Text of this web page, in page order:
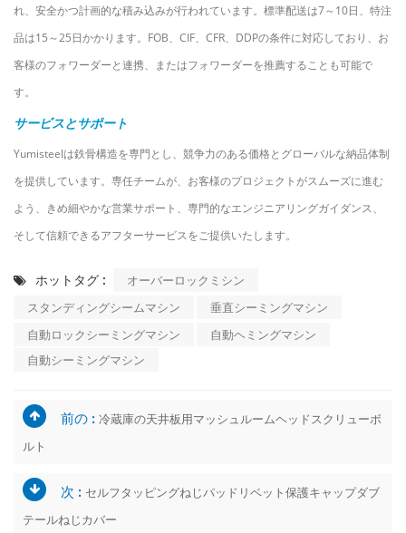
れ、安全かつ計画的な積み込みが行われています。標準配送は7～10日、特注
品は15～25日かかります。FOB、CIF、CFR、DDPの条件に対応しており、お
客様のフォワーダーと連携、またはフォワーダーを推薦することも可能で
す。
サービスとサポート
Yumisteelは鉄骨構造を専門とし、競争力のある価格とグローバルな納品体制
を提供しています。専任チームが、お客様のプロジェクトがスムーズに進む
よう、きめ細やかな営業サポート、専門的なエンジニアリングガイダンス、
そして信頼できるアフターサービスをご提供いたします。
ホットタグ :
オーバーロックミシン
スタンディングシームマシン
垂直シーミングマシン
自動ロックシーミングマシン
自動ヘミングマシン
自動シーミングマシン
前の : 冷蔵庫の天井板用マッシュルームヘッドスクリューボ
ルト
次 : セルフタッピングねじパッドリベット保護キャップダブ
テールねじカバー